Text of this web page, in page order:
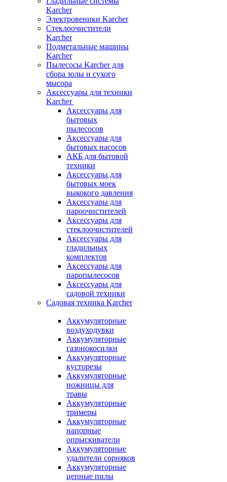
Karcher
Электровеники Karcher
Стеклоочистители
Karcher
Подметальные машины
Karcher
Пылесосы Karcher для
сбора золы и сухого
мысора
Аксессуары для техники
Karcher
Аксессуары для
бытовых
пылесосов
Аксессуары для
бытовых насосов
АКБ для бытовой
техники
Аксессуары для
бытовых моек
выкокого давления
Аксессуары для
пароочистителей
Аксессуары для
стеклоочистителей
Аксессуары для
гладильных
комплектов
Аксессуары для
паропылесосов
Аксессуары для
садовой техники
Садовая техника Karcher
Аккумуляторные
воздуходувки
Аккумуляторные
газонокосилки
Аккумуляторные
кусторезы
Аккумуляторные
ножницы для
травы
Аккумуляторные
тримеры
Аккумуляторные
напорные
опрыскиватели
Аккумуляторные
удалители сорняков
Аккумуляторные
цепные пилы